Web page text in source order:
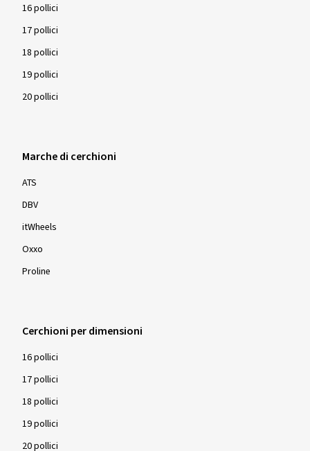
16 pollici
17 pollici
18 pollici
19 pollici
20 pollici
Marche di cerchioni
ATS
DBV
itWheels
Oxxo
Proline
Cerchioni per dimensioni
16 pollici
17 pollici
18 pollici
19 pollici
20 pollici